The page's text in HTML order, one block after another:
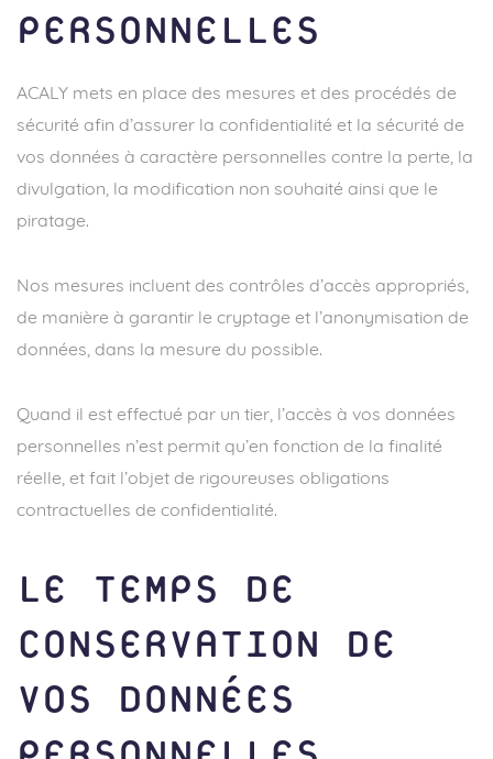
PERSONNELLES
ACALY mets en place des mesures et des procédés de
sécurité afin d’assurer la confidentialité et la sécurité de
vos données à caractère personnelles contre la perte, la
divulgation, la modification non souhaité ainsi que le
piratage.
Nos mesures incluent des contrôles d’accès appropriés,
de manière à garantir le cryptage et l’anonymisation de
données, dans la mesure du possible.
Quand il est effectué par un tier, l’accès à vos données
personnelles n’est permit qu’en fonction de la finalité
réelle, et fait l’objet de rigoureuses obligations
contractuelles de confidentialité.
LE TEMPS DE
CONSERVATION DE
VOS DONNÉES